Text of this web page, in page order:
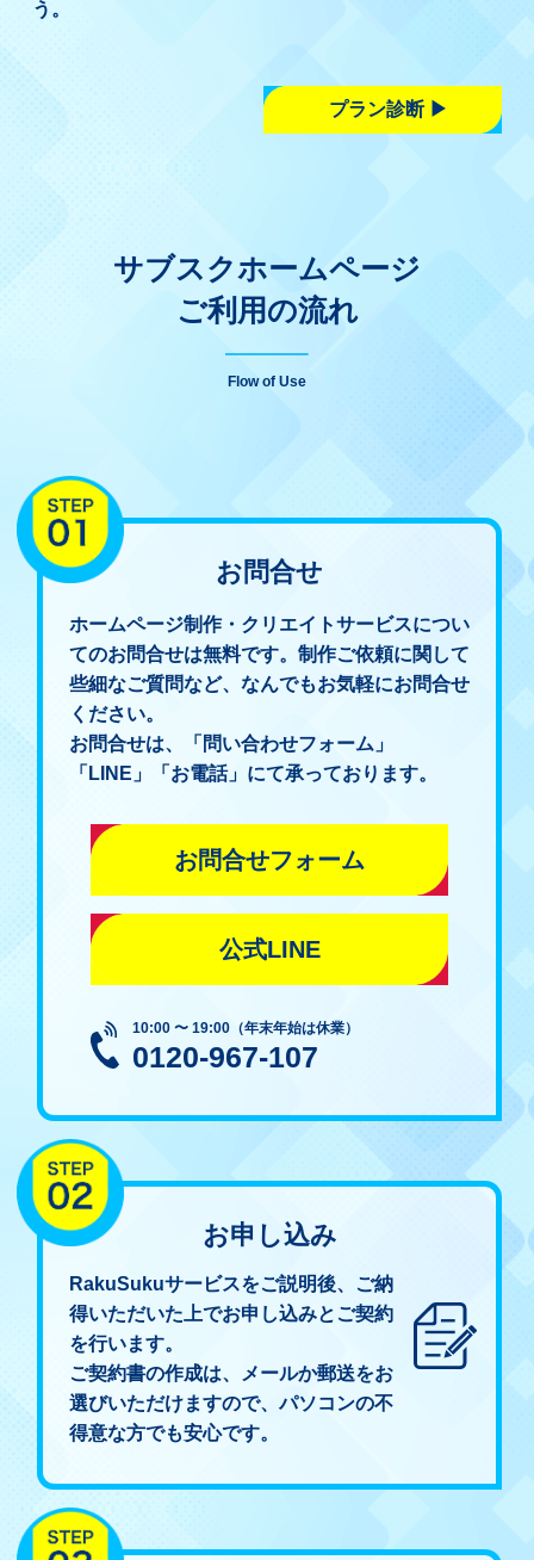
う。
プラン診断
サブスクホームページ
ご利用の流れ
Flow of Use
お問合せ
ホームページ制作・クリエイトサービスについ
てのお問合せは無料です。制作ご依頼に関して
些細なご質問など、なんでもお気軽にお問合せ
ください。
お問合せは、「問い合わせフォーム」
「LINE」「お電話」にて承っております。
お問合せフォーム
公式LINE
10:00 〜 19:00（年末年始は休業）
0120-967-107
お申し込み
RakuSukuサービスをご説明後、ご納
得いただいた上でお申し込みとご契約
を行います。
ご契約書の作成は、メールか郵送をお
選びいただけますので、パソコンの不
得意な方でも安心です。